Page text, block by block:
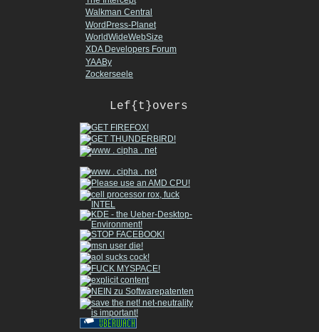
Walkman Central
WordPress-Planet
WorldWideWebSize
XDA Developers Forum
YAABy
Zockerseele
Lef{t}overs